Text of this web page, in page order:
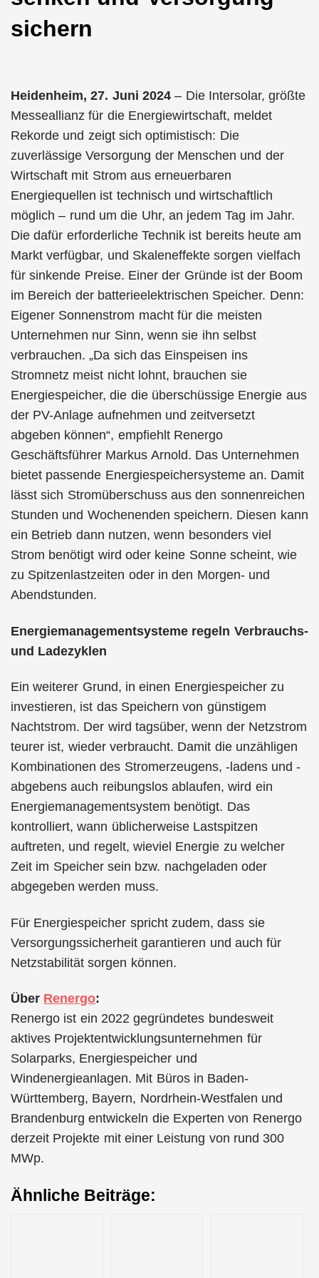
sichern
Heidenheim, 27. Juni 2024– Die Intersolar, größte
Messeallianz für die Energiewirtschaft, meldet
Rekorde und zeigt sich optimistisch: Die
zuverlässige Versorgung der Menschen und der
Wirtschaft mit Strom aus erneuerbaren
Energiequellen ist technisch und wirtschaftlich
möglich – rund um die Uhr, an jedem Tag im Jahr.
Die dafür erforderliche Technik ist bereits heute am
Markt verfügbar, und Skaleneffekte sorgen vielfach
für sinkende Preise. Einer der Gründe ist der Boom
im Bereich der batterieelektrischen Speicher. Denn:
Eigener Sonnenstrom macht für die meisten
Unternehmen nur Sinn, wenn sie ihn selbst
verbrauchen. „Da sich das Einspeisen ins
Stromnetz meist nicht lohnt, brauchen sie
Energiespeicher, die die überschüssige Energie aus
der PV-Anlage aufnehmen und zeitversetzt
abgeben können“, empfiehlt Renergo
Geschäftsführer Markus Arnold. Das Unternehmen
bietet passende Energiespeichersysteme an. Damit
lässt sich Stromüberschuss aus den sonnenreichen
Stunden und Wochenenden speichern. Diesen kann
ein Betrieb dann nutzen, wenn besonders viel
Strom benötigt wird oder keine Sonne scheint, wie
zu Spitzenlastzeiten oder in den Morgen- und
Abendstunden.
Energiemanagementsysteme regeln Verbrauchs-
und Ladezyklen
Ein weiterer Grund, in einen Energiespeicher zu
investieren, ist das Speichern von günstigem
Nachtstrom. Der wird tagsüber, wenn der Netzstrom
teurer ist, wieder verbraucht. Damit die unzähligen
Kombinationen des Stromerzeugens, -ladens und -
abgebens auch reibungslos ablaufen, wird ein
Energiemanagementsystem benötigt. Das
kontrolliert, wann üblicherweise Lastspitzen
auftreten, und regelt, wieviel Energie zu welcher
Zeit im Speicher sein bzw. nachgeladen oder
abgegeben werden muss.
Für Energiespeicher spricht zudem, dass sie
Versorgungssicherheit garantieren und auch für
Netzstabilität sorgen können.
Über Renergo:
Renergo ist ein 2022 gegründetes bundesweit
aktives Projektentwicklungsunternehmen für
Solarparks, Energiespeicher und
Windenergieanlagen. Mit Büros in Baden-
Württemberg, Bayern, Nordrhein-Westfalen und
Brandenburg entwickeln die Experten von Renergo
derzeit Projekte mit einer Leistung von rund 300
MWp.
Ähnliche Beiträge: